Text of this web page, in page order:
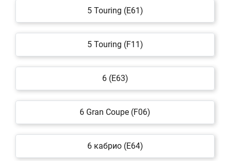
5 Touring (E61)
5 Touring (F11)
6 (E63)
6 Gran Coupe (F06)
6 кабрио (E64)